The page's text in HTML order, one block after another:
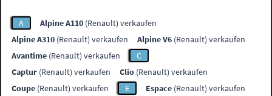
A Alpine A110 (Renault) verkaufen
Alpine A310 (Renault) verkaufen Alpine V6 (Renault) verkaufen
Avantime (Renault) verkaufen
C
Captur (Renault) verkaufen Clio (Renault) verkaufen
Coupe (Renault) verkaufen E Espace (Renault) verkaufen